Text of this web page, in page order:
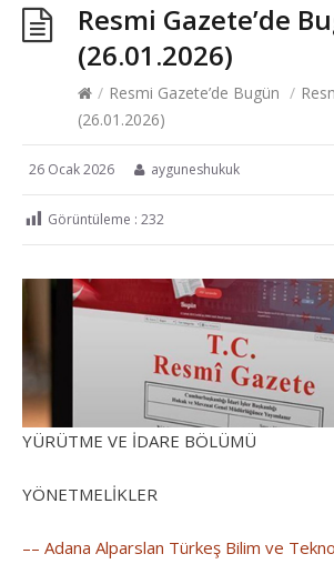
Resmi Gazete’de
(26.01.2026)
/ Resmi Gazete’de Bugün /
(26.01.2026)
26 Ocak 2026 ayguneshukuk
Görüntüleme : 232
YÜRÜTME VE İDARE BÖLÜMÜ
YÖNETMELİKLER
–– Adana Alparslan Türkeş Bilim ve